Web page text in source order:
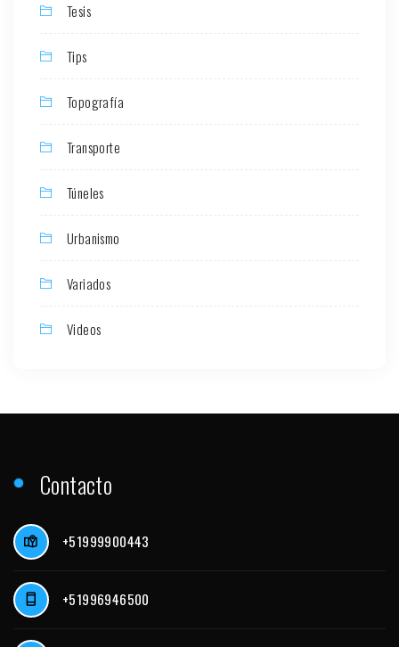
Tesis
Tips
Topografía
Transporte
Túneles
Urbanismo
Variados
Videos
Contacto
+51999900443
+51996946500